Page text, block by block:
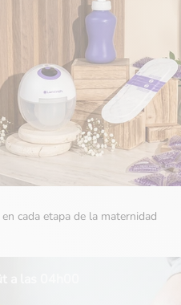
cada etapa de la maternidad
a las 04h00